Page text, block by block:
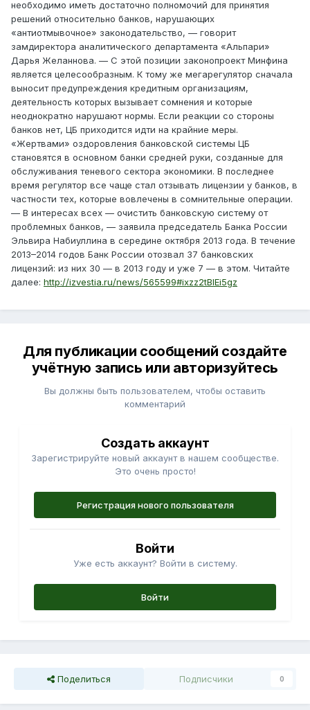
необходимо иметь достаточно полномочий для принятия
решений относительно банков, нарушающих
«антиотмывочное» законодательство, — говорит
замдиректора аналитического департамента «Альпари»
Дарья Желаннова. — С этой позиции законопроект Минфина
является целесообразным. К тому же мегарегулятор сначала
выносит предупреждения кредитным организациям,
деятельность которых вызывает сомнения и которые
неоднократно нарушают нормы. Если реакции со стороны
банков нет, ЦБ приходится идти на крайние меры.
«Жертвами» оздоровления банковской системы ЦБ
становятся в основном банки средней руки, созданные для
обслуживания теневого сектора экономики. В последнее
время регулятор все чаще стал отзывать лицензии у банков, в
частности тех, которые вовлечены в сомнительные операции.
— В интересах всех — очистить банковскую систему от
проблемных банков, — заявила председатель Банка России
Эльвира Набиуллина в середине октября 2013 года. В течение
2013–2014 годов Банк России отозвал 37 банковских
лицензий: из них 30 — в 2013 году и уже 7 — в этом. Читайте
далее: http://izvestia.ru/news/565599#ixzz2tBIEi5gz
Для публикации сообщений создайте
учётную запись или авторизуйтесь
Вы должны быть пользователем, чтобы оставить
комментарий
Создать аккаунт
Зарегистрируйте новый аккаунт в нашем сообществе.
Это очень просто!
Регистрация нового пользователя
Войти
Уже есть аккаунт? Войти в систему.
Войти
Поделиться Подписчики 0